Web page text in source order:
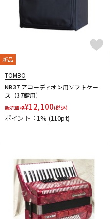
新品
TOMBO
NB37 アコーディオン用ソフトケー
ス（37鍵用）
販売価格¥12,100(税込)
ポイント：1% (110pt)